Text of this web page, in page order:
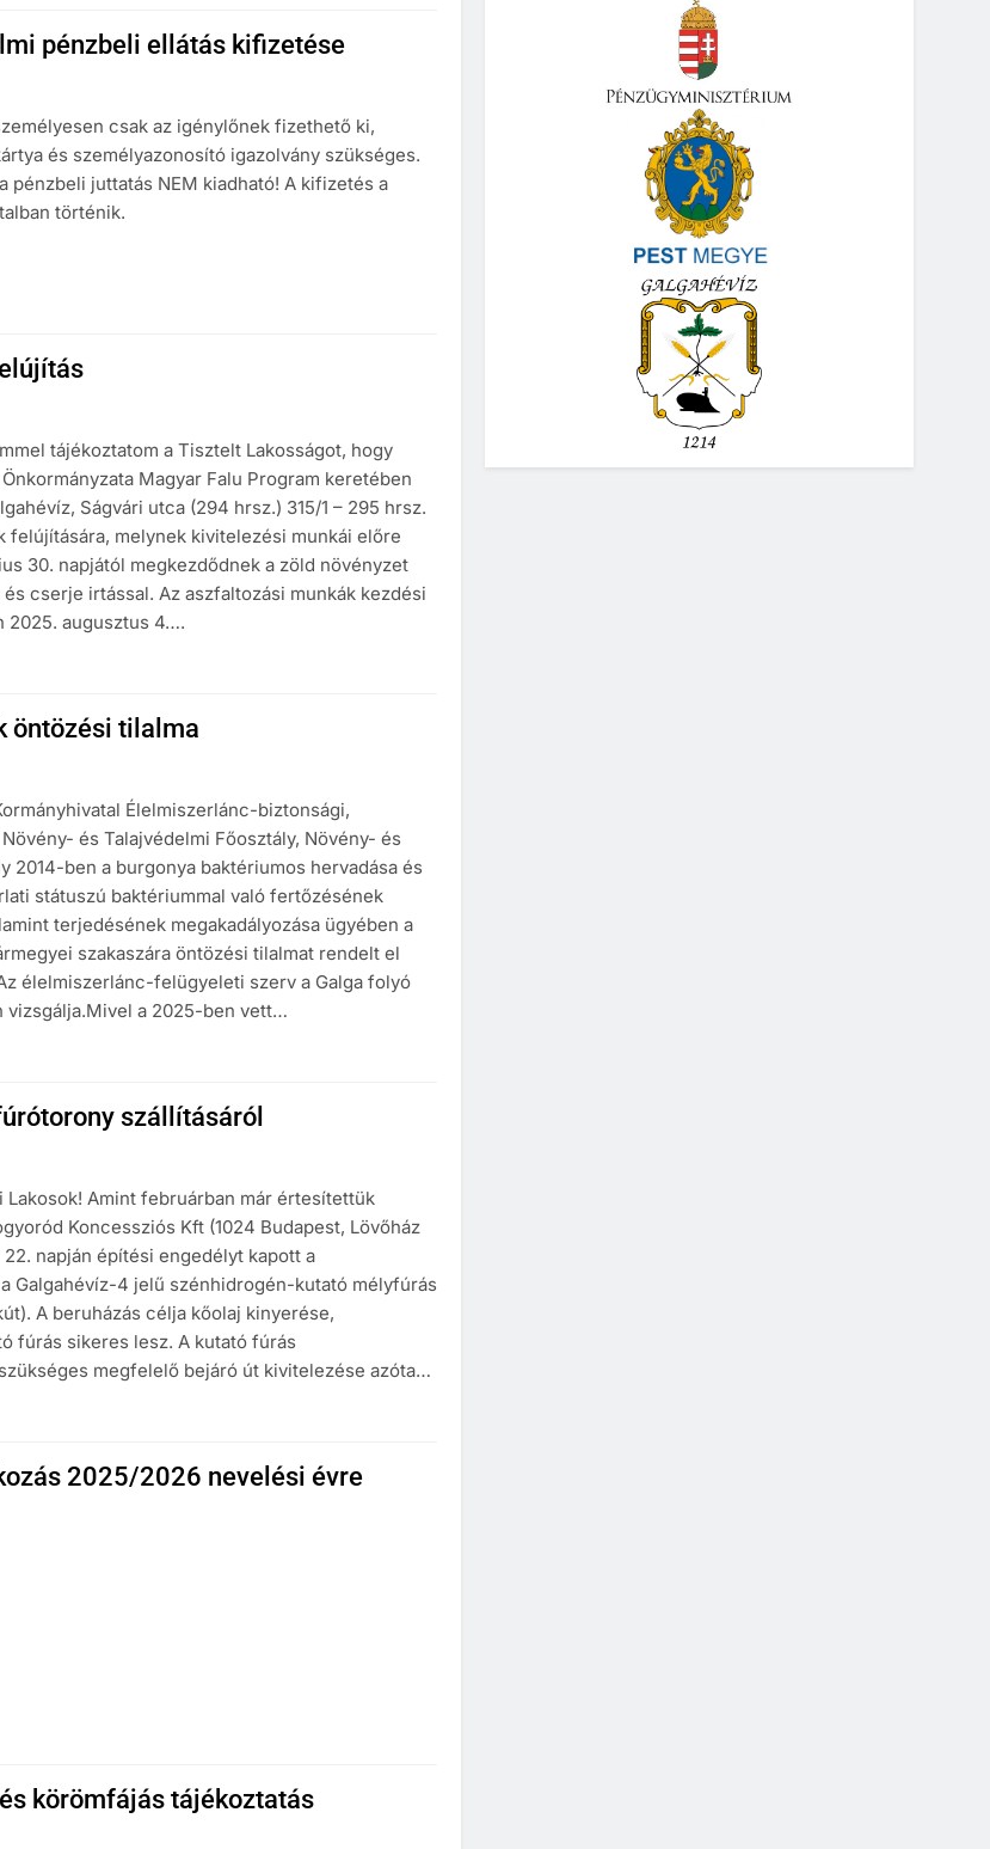
pénzbeli ellátás kifizetése
csak az igénylőnek fizethető ki,
és személyazonosító igazolvány szükséges.
pénzbeli juttatás NEM kiadható! A kifizetés a
történik.
tájékoztatom a Tisztelt Lakosságot, hogy
Magyar Falu Program keretében
Ságvári utca (294 hrsz.) 315/1 – 295 hrsz.
felújítására, melynek kivitelezési munkái előre
30. napjától megkezdődnek a zöld növényzet
cserje irtással. Az aszfaltozási munkák kezdési
2025. augusztus 4….
öntözési tilalma
Élelmiszerlánc-biztonsági,
és Talajvédelmi Főosztály, Növény- és
2014-ben a burgonya baktériumos hervadása és
státuszú baktériummal való fertőzésének
terjedésének megakadályozása ügyében a
szakaszára öntözési tilalmat rendelt el
élelmiszerlánc-felügyeleti szerv a Galga folyó
vizsgálja.Mivel a 2025-ben vett…
szállításáról
Lakosok! Amint februárban már értesítettük
Koncessziós Kft (1024 Budapest, Lövőház
22. napján építési engedélyt kapott a
Galgahévíz-4 jelű szénhidrogén-kutató mélyfúrás
A beruházás célja kőolaj kinyerése,
fúrás sikeres lesz. A kutató fúrás
megfelelő bejáró út kivitelezése azóta…
2025/2026 nevelési évre
körömfájás tájékoztatás